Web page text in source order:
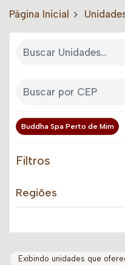
Página Inicial
Buddha Spa Perto de Mim
Filtros
Regiões
Exibindo unidades que